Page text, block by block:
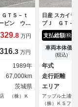
ＴＳ－ｔ
ビン ウエ
ルスピー
前置きイン
マフラー
リーナー タ
329.8 万円
316.3 万円
1989年
67,000km
茨城県
（株）Ｋ
日産 スカイラ
プＪ ＧＴ－
仕様 純正５
全塗装 Ｄ．
ンボンネッ
ントバンパ
アスポイラー
グＧｒ．Ａ
ＨＫＳアーシ
支払総額(税込)
車両本体価格
(税込)
年式
走行距離
エリア
アップル土浦
（株）ＫＳフ